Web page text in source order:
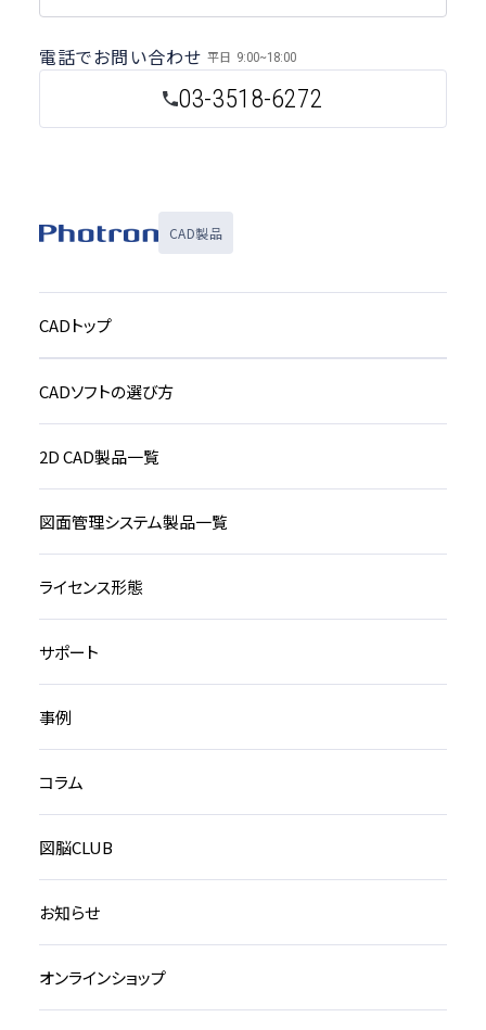
03-3518-6272
電話でお問い合わせ 平日 9:00~18:00
CAD製品
CADトップ
CADソフトの選び方
2D CAD製品一覧
図面管理システム製品一覧
ライセンス形態
サポート
事例
コラム
図脳CLUB
お知らせ
オンラインショップ